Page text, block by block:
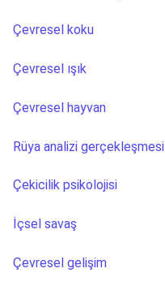
Çevresel koku
Çevresel ışık
Çevresel hayvan
Rüya analizi gerçekleşmesi
Çekicilik psikolojisi
İçsel savaş
Çevresel gelişim